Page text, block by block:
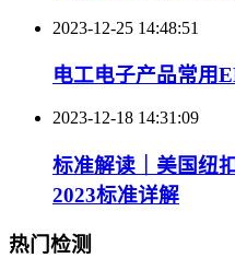
2023-12-25 14:48:51
电工电子产品常用
2023-12-18 14:31:09
标准解读｜美国纽
2023标准详解
热门检测